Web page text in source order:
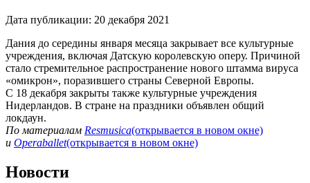
Дата публикации: 20 декабря 2021
Дания до середины января месяца закрывает все культурные
учреждения, включая Датскую королевскую оперу. Причиной
стало стремительное распространение нового штамма вируса
«омикрон», поразившего страны Северной Европы.
С 18 декабря закрыты также культурные учреждения
Нидерландов. В стране на праздники объявлен общий
локдаун.
По материалам Resmusica(открывается в новом окне)
и Operaballet(открывается в новом окне)
Новости